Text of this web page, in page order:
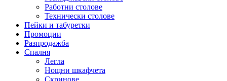
Работни столове
Технически столове
Пейки и табуретки
Промоции
Разпродажба
Спалня
Легла
Нощни шкафчета
Скринове